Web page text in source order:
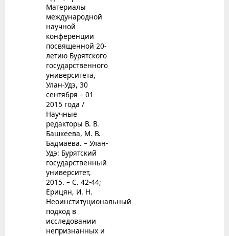
Материалы
международной
научной
конференции
посвященной 20-
летию Бурятского
государственного
университета,
Улан-Удэ, 30
сентября – 01
2015 года /
Научные
редакторы В. В.
Башкеева, М. В.
Бадмаева. – Улан-
Удэ: Бурятский
государственный
университет,
2015. – С. 42-44;
Ерицян, И. Н.
Неоинституциональный
подход в
исследовании
непризнанных и